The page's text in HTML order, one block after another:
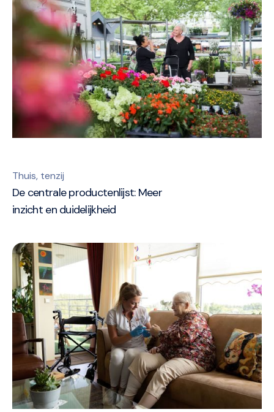
Thuis, tenzij
De centrale productenlijst: Meer
inzicht en duidelijkheid